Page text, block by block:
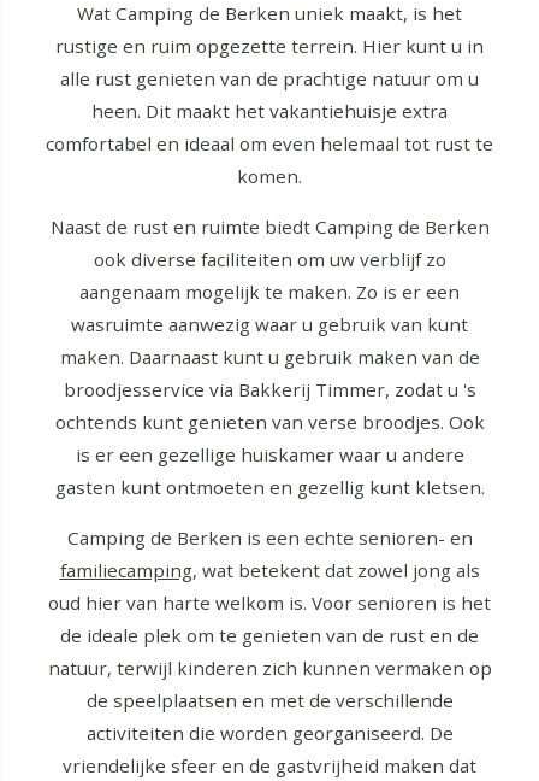
Wat Camping de Berken uniek maakt, is het
rustige en ruim opgezette terrein. Hier kunt u in
alle rust genieten van de prachtige natuur om u
heen. Dit maakt het vakantiehuisje extra
comfortabel en ideaal om even helemaal tot rust te
komen.
Naast de rust en ruimte biedt Camping de Berken
ook diverse faciliteiten om uw verblijf zo
aangenaam mogelijk te maken. Zo is er een
wasruimte aanwezig waar u gebruik van kunt
maken. Daarnaast kunt u gebruik maken van de
broodjesservice via Bakkerij Timmer, zodat u 's
ochtends kunt genieten van verse broodjes. Ook
is er een gezellige huiskamer waar u andere
gasten kunt ontmoeten en gezellig kunt kletsen.
Camping de Berken is een echte senioren- en
familiecamping, wat betekent dat zowel jong als
oud hier van harte welkom is. Voor senioren is het
de ideale plek om te genieten van de rust en de
natuur, terwijl kinderen zich kunnen vermaken op
de speelplaatsen en met de verschillende
activiteiten die worden georganiseerd. De
vriendelijke sfeer en de gastvrijheid maken dat